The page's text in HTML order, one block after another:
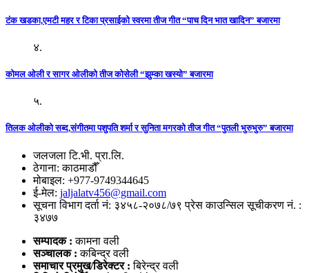
टंक खडका,एमटी महर र टिका प्रसाईको स्वरमा तीज गीत “पाच दिन भात खादिन” बजारमा
४.
कोमल ओली र सागर ओलीको तीज कोसेली “झुम्का खस्यो” बजारमा
५.
तिलक ओलीको सब्द,संगीतमा पशुपति शर्मा र सुनिता मगरको तीज गीत “पुतली भुरुभुरु” बजारमा
जलजला टि.भी. प्रा.लि.
ठेगाना: काठमाडौँ
मोबाइल: +977-9749344645
ई-मेल: jaljalatv456@gmail.com
सूचना विभाग दर्ता नं: ३४५८-२०७८/७९ प्रेस काउन्सिल सूचीकरण नं. :
३४७७
सम्पादक :कामना वली
सञ्‍चालक : कबिन्द्र वली
समाचार प्रमुख/डिरेक्टर :बिरेन्द्र वली